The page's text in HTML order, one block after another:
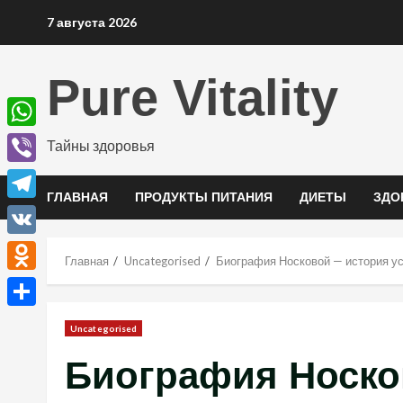
7 августа 2026
Pure Vitality
Тайны здоровья
ГЛАВНАЯ ПРОДУКТЫ ПИТАНИЯ ДИЕТЫ
Главная Uncategorised Биография Носковой — история
Uncategorised
Биография
WhatsApp
Viber
Telegram
VK
Odnoklassniki
Отправить